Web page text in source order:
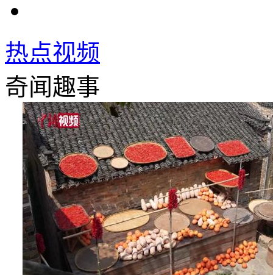
热点视频
奇闻趣事